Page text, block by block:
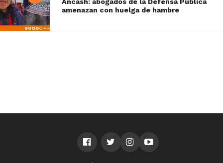
amenazan con huelga de hambre